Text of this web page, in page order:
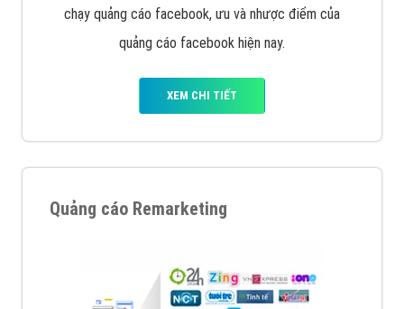
chạy quảng cáo facebook, ưu và nhược điểm của
quảng cáo facebook hiện nay.
XEM CHI TIẾT
Quảng cáo Remarketing